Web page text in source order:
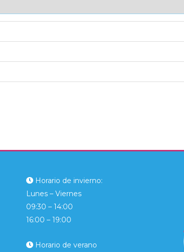
Horario de invierno:
Lunes – Viernes
09:30 – 14:00
16:00 – 19:00
Horario de verano